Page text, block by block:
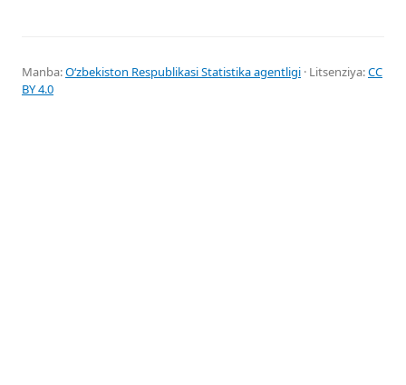
Manba:Oʻzbekiston Respublikasi Statistika agentligi · Litsenziya:CC
BY 4.0